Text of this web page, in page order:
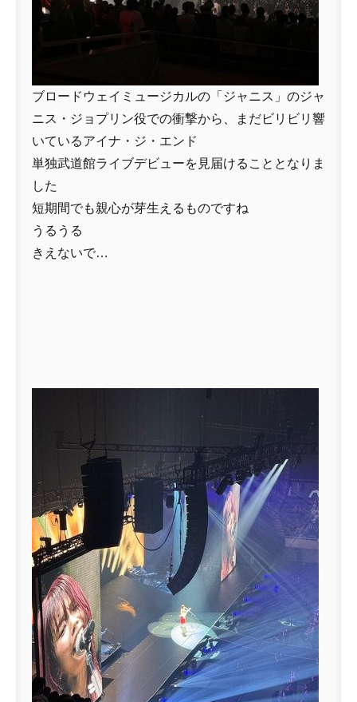
ブロードウェイミュージカルの「ジャニス」のジャ
ニス・ジョプリン役での衝撃から、まだビリビリ響
いているアイナ・ジ・エンド
単独武道館ライブデビューを見届けることとなりま
した
短期間でも親心が芽生えるものですね
うるうる
きえないで…